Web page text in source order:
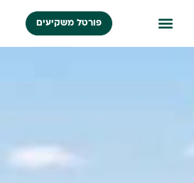
פורטל משקיעים